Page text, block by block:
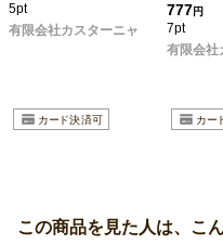
5pt
有限会社カスターニャ
777円
7pt
有限会社
この商品を見た人は、こ